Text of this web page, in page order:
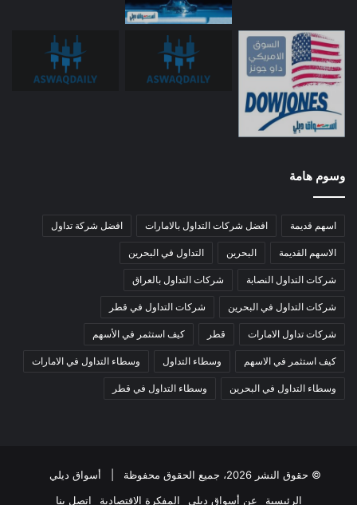
وسوم هامة
اسهم قديمة افضل شركات التداول بالامارات افضل شركة تداول
الاسهم القديمة البحرين التداول في البحرين
شركات التداول النصابة شركات التداول بالعراق
شركات التداول في البحرين شركات التداول في قطر
شركات تداول الامارات قطر كيف استثمر في الأسهم
كيف استثمر في الاسهم وسطاء التداول وسطاء التداول في الامارات
وسطاء التداول في البحرين وسطاء التداول في قطر
© حقوق النشر 2026، جميع الحقوق محفوظة |
أسواق ديلي
الرئيسية
عن أسواق ديلي المفكرة الاقتصادية اتصل بنا